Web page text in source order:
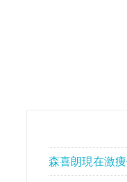
森喜朗現在激